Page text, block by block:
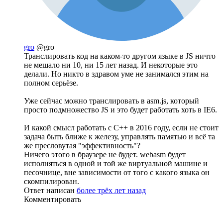
gro @gro
Транслировать код на каком-то другом языке в JS ничто
не мешало ни 10, ни 15 лет назад. И некоторые это
делали. Но никто в здравом уме не занимался этим на
полном серьёзе.
Уже сейчас можно транслировать в asm.js, который
просто подмножество JS и это будет работать хоть в IE6.
И какой смысл работать с C++ в 2016 году, если не стоит
задача быть ближе к железу, управлять памятью и всё та
же пресловутая "эффективность"?
Ничего этого в браузере не будет. webasm будет
исполняться в одной и той же виртуальной машине и
песочнице, вне зависимости от того с какого языка он
скомпилирован.
Ответ написан более трёх лет назад
Комментировать